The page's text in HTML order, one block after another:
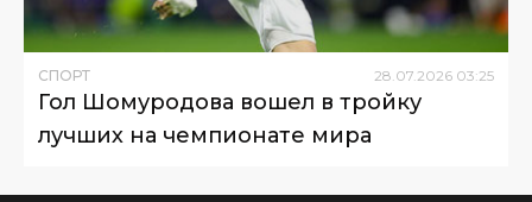
СПОРТ 28 07 2026 03:25
Гол Шомуродова вошел в тройку
лучших на чемпионате мира